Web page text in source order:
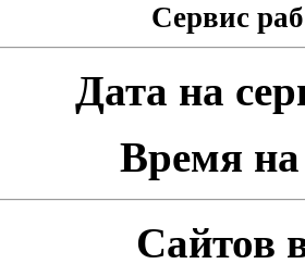
Сервис
Дата на
Время на
Сайтов